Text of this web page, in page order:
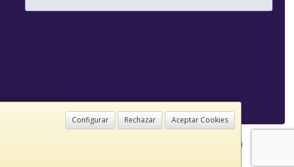
Configurar Rechazar Aceptar Cookies